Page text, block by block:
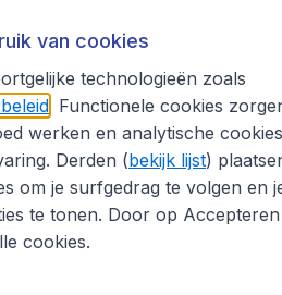
van cookies
technologieën zoals
. Functionele cookies
werken en analytische cookies
Derden (bekijk lijst)
om je surfgedrag te volgen en
te tonen. Door op
cookies.